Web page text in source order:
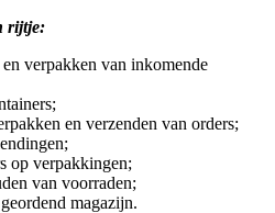
rijtje:
verpakken van inkomende
en verzenden van orders;
op verpakkingen;
van voorraden;
magazijn.